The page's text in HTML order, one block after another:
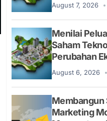
August 7, 2026
Menilai
Saham
Perubahan
August 6, 2026
Membangun
Marketing